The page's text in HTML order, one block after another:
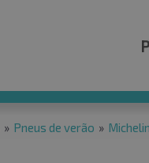
» Pneus de verão »